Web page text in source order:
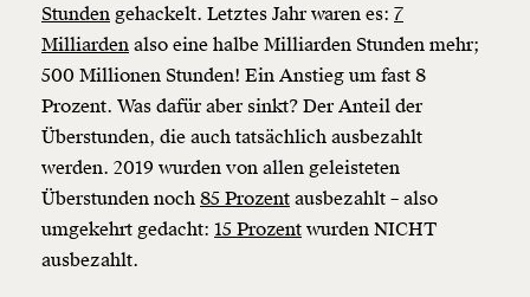
Stunden gehackelt. Letztes Jahr waren es: 7
Milliarden also eine halbe Milliarden Stunden mehr;
500 Millionen Stunden! Ein Anstieg um fast 8
Prozent. Was dafür aber sinkt? Der Anteil der
Überstunden, die auch tatsächlich ausbezahlt
werden. 2019 wurden von allen geleisteten
Überstunden noch 85 Prozent ausbezahlt – also
umgekehrt gedacht: 15 Prozent wurden NICHT
ausbezahlt.